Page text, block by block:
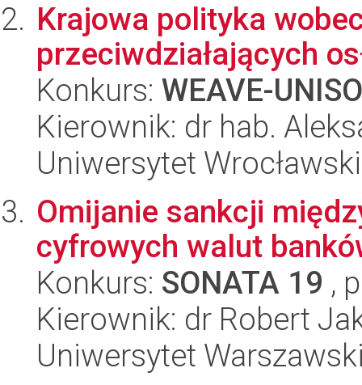
Krajowa polityka
przeciwdziałających
Konkurs: WEAVE-
Kierownik: dr hab.
Uniwersytet Wrocławski
Omijanie sankcji
cyfrowych walut
Konkurs: SONATA 19 ,
Kierownik: dr Robert
Uniwersytet